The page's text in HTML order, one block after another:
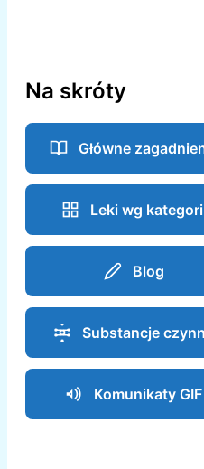
Na skróty
Główne
Leki wg
Blog
Substancje
Komunikaty GIF